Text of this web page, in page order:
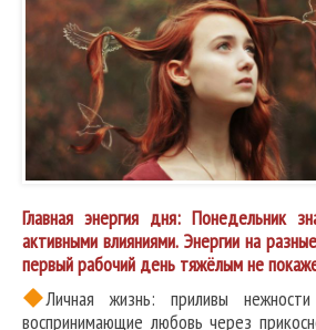
Главная энергия дня: Понедельник
активными влияниями. Энергии на
первый рабочий день тяжёлым не
Личная жизнь: приливы
воспринимающие любовь через